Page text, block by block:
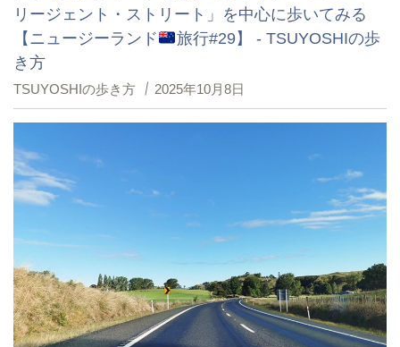
リージェント・ストリート」を中心に歩いてみる
【ニュージーランド
旅行#29】 - TSUYOSHIの歩
き方
TSUYOSHIの歩き方 2025年10月8日